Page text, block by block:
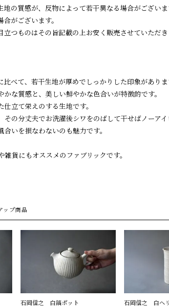
の質感が、反物によって若干異なる場合がござい
がございます。
立つものはその旨記載の上お安く販売させていただ
べて、若干生地が厚めでしっかりした印象がありま
な質感と、美しい鮮やかな色合いが特徴的です。
立て栄えのする生地です。
の分丈夫でお洗濯後シワをのばして干せばノーアイ
いを損なわないのも魅力です。
貨にもオススメのファブリックです。
ップ商品
石岡信之 白鎬ポット
石岡信之 白ヘ